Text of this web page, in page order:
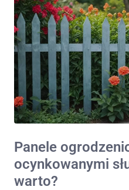
Panele
ocynkowanymi
warto?